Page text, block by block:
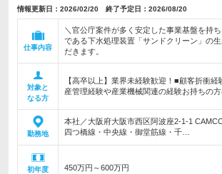
情報更新日：2026/02/20 終了予定日：2026/08/20
仕事内容
＼官公庁案件が多く安定した事業基盤を持
である下水処理装置「サンドクリーン」の
だきます。
対象と
なる方
【高卒以上】業界未経験歓迎！■顧客折衝
産管理経験や産業機械関連の経験お持ちの方
勤務地
本社／大阪府大阪市西区阿波座2-1-1
四つ橋線・中央線・御堂筋線・千…
初年度
450万円～600万円